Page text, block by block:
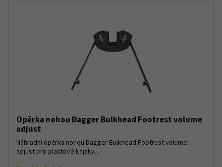
Opěrka nohou Dagger Bulkhead Footrest volume
adjust
Náhradní opěrka nohou Dagger Bulkhead Footrest volume
adjust pro plastové kajaky....